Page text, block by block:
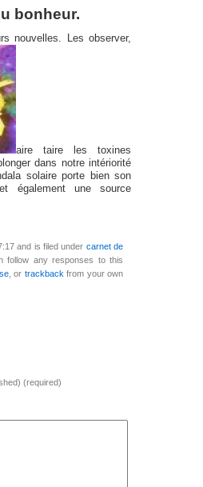
bonheur.
nouvelles. Les observer,
aire taire les toxines
dans notre intériorité
solaire porte bien son
également une source
and is filed under carnet de
follow any responses to this
, or trackback from your own
(required)